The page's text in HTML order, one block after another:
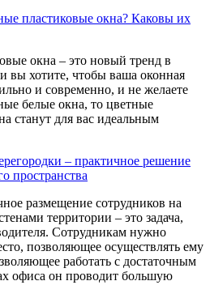
пластиковые окна? Каковы их
окна – это новый тренд в
вы хотите, чтобы ваша оконная
и современно, и не желаете
белые окна, то цветные
станут для вас идеальным
– практичное решение
пространства
размещение сотрудников на
территории – это задача,
Сотрудникам нужно
позволяющее осуществлять ему
работать с достаточным
офиса он проводит большую